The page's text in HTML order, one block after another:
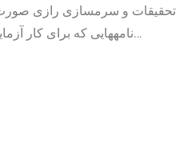
در مؤسسه تحقیقات و سرمسازی
نامههایی که برای کار آزمایی بالینی نوشته میشود یک…